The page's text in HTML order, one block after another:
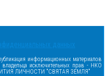
данных
информационных материалов
владельца исключительных прав - НКО
ЛИЧНОСТИ "СВЯТАЯ ЗЕМЛЯ"